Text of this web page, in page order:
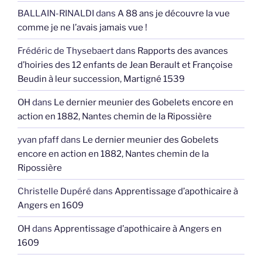
BALLAIN-RINALDI dans A 88 ans je découvre la vue
comme je ne l’avais jamais vue !
Frédéric de Thysebaertdans Rapports des avances
d’hoiries des 12 enfants de Jean Berault et Françoise
Beudin à leur succession, Martigné 1539
OH dans Le dernier meunier des Gobelets encore en
action en 1882, Nantes chemin de la Ripossière
yvan pfaffdans Le dernier meunier des Gobelets
encore en action en 1882, Nantes chemin de la
Ripossière
Christelle Dupéré dans Apprentissage d’apothicaire à
Angers en 1609
OH dans Apprentissage d’apothicaire à Angers en
1609